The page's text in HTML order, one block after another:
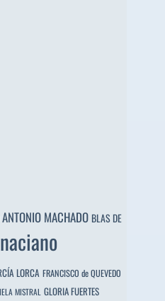
ANTONIO MACHADO BLAS DE
LORCA FRANCISCO de QUEVEDO
MISTRAL GLORIA FUERTES